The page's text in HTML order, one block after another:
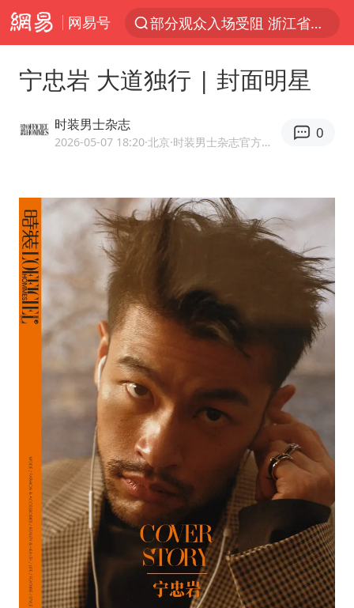
网易号
部分观众入场受阻 浙江省博物馆致歉
U17国足三战全胜
美股三大指数集体收跌 西数跌超13%
台风白海豚登陆地点更新
看守所辅警收受10万获刑1年
国家气候中心：8月将有4轮高温过程，部分地区可达40℃～45℃
宇树科技 打新
曝韩足协曾为外籍裁判安排性招待
深圳地面沉降致车辆损坏系谣言
OpenAI免费版将升级为GPT-5.6 Luna
中方回应是否在太平洋海底开采稀土
奋进开新局 实干挑大梁
宁忠岩 大道独行 | 封面明星
时装男士杂志
2026-05-07 18:20·北京 ·时装男士杂志官方网易号
0